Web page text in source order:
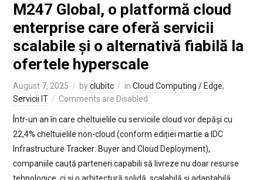
M247 Global, o platformă cloud
enterprise care oferă servicii
scalabile și o alternativă fiabilă la
ofertele hyperscale
August 7, 2025 byclubitc in Cloud Computing / Edge,
Servicii IT
Comments are Disabled
Într-un an în care cheltuielile cu serviciile cloud vor depăși cu
22,4% cheltuielile non-cloud (conform ediției martie a IDC
Infrastructure Tracker: Buyer and Cloud Deployment),
companiile caută parteneri capabili să livreze nu doar resurse